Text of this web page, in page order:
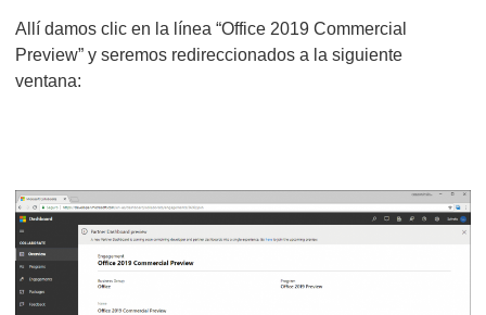
Allí damos clic en la línea “Office 2019 Commercial
Preview” y seremos redireccionados a la siguiente
ventana: